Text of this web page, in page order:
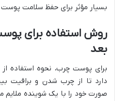
بسیار مؤثر برای حفظ سلامت
روش استفاده برای
بعد
برای پوست چرب، نحوه استفاده
دارد تا از چرب شدن و براقیت
صورت خود را با یک شوینده